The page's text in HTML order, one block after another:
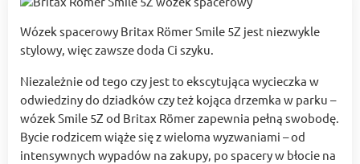
Wózek spacerowy Britax Römer Smile 5Z jest niezwykle
stylowy, więc zawsze doda Ci szyku.
Niezależnie od tego czy jest to ekscytująca wycieczka w
odwiedziny do dziadków czy też kojąca drzemka w parku –
wózek Smile 5Z od Britax Römer zapewnia pełną swobodę.
Bycie rodzicem wiąże się z wieloma wyzwaniami – od
intensywnych wypadów na zakupy, po spacery w błocie na